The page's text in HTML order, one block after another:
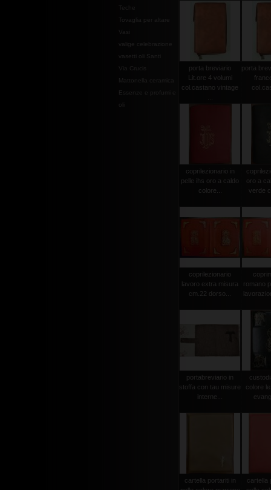
valige celebrazione
Mattonella ceramica
Essenze e profumi e
porta breviario
Lit.ore 4 volumi
col.castano vintage
porta
coprilezionario in
pelle ihs oro a caldo
colore...
oro a
verde
coprilezionario
lavoro extra misura
cm.22 dorso...
romano
portabreviario in
stoffa con tau misure
interne...
colore
cartella portariti in
cartella